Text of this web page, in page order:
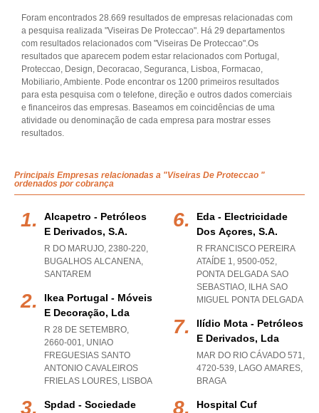
Foram encontrados 28.669 resultados de empresas relacionadas com
a pesquisa realizada "Viseiras De Proteccao". Há 29 departamentos
com resultados relacionados com "Viseiras De Proteccao".Os
resultados que aparecem podem estar relacionados com Portugal,
Proteccao, Design, Decoracao, Seguranca, Lisboa, Formacao,
Mobiliario, Ambiente. Pode encontrar os 1200 primeiros resultados
para esta pesquisa com o telefone, direção e outros dados comerciais
e financeiros das empresas. Baseamos em coincidências de uma
atividade ou denominação de cada empresa para mostrar esses
resultados.
Principais Empresas relacionadas a "Viseiras De Proteccao "
ordenados por cobrança
Alcapetro - Petróleos
E Derivados, S.a.
R DO MARUJO, 2380-220,
BUGALHOS ALCANENA,
SANTAREM
Ikea Portugal - Móveis
E Decoração, Lda
R 28 DE SETEMBRO,
2660-001, UNIAO
FREGUESIAS SANTO
ANTONIO CAVALEIROS
FRIELAS LOURES, LISBOA
Spdad - Sociedade
Eda - Electricidade
Dos Açores, S.a.
R FRANCISCO PEREIRA
ATAÍDE 1, 9500-052,
PONTA DELGADA SAO
SEBASTIAO, ILHA SAO
MIGUEL PONTA DELGADA
Ilídio Mota - Petróleos
E Derivados, Lda
MAR DO RIO CÁVADO 571,
4720-539, LAGO AMARES,
BRAGA
Hospital Cuf